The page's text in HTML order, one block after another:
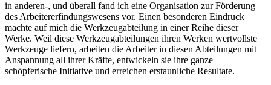
in anderen-, und überall fand ich eine Organisation zur Förderung
des Arbeitererfindungswesens vor. Einen besonderen Eindruck
machte auf mich die Werkzeugabteilung in einer Reihe dieser
Werke. Weil diese Werkzeugabteilungen ihren Werken wertvollste
Werkzeuge liefern, arbeiten die Arbeiter in diesen Abteilungen mit
Anspannung all ihrer Kräfte, entwickeln sie ihre ganze
schöpferische Initiative und erreichen erstaunliche Resultate.